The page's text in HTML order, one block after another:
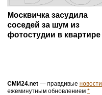
Москвичка засудила
соседей за шум из
фотостудии в квартире
СМИ24.net — правдивые новости
ежеминутным обновлением *